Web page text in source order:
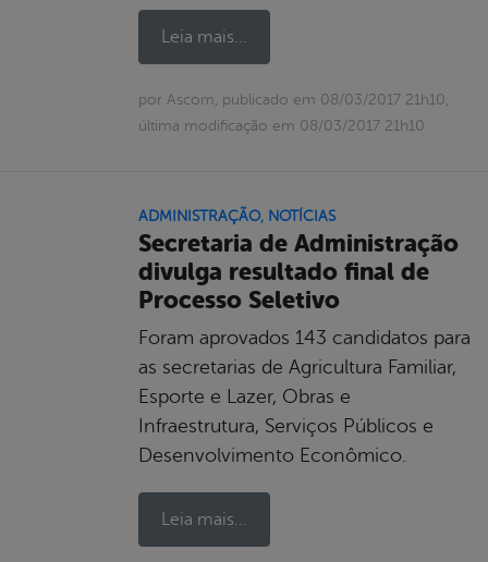
Leia mais...
por Ascom, publicado em 08/03/2017 21h10,
última modificação em 08/03/2017 21h10
ADMINISTRAÇÃO, NOTÍCIAS
Secretaria de Administração
divulga resultado final de
Processo Seletivo
Foram aprovados 143 candidatos para
as secretarias de Agricultura Familiar,
Esporte e Lazer, Obras e
Infraestrutura, Serviços Públicos e
Desenvolvimento Econômico.
Leia mais...